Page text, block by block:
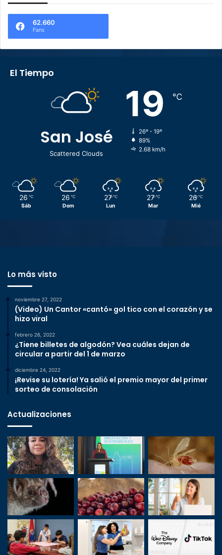
62.660
Fans
El Tiempo
San José
Scattered Clouds
19 ℃
26º - 19º
89%
2.68 km/h
26 ℃
Sáb
26 ℃
Dom
27 ℃
Lun
27 ℃
Mar
26 ℃
Mié
Lo más visto
noviembre 27, 2022
(Video) Un Cantor «cantó» gol tico con el corazón y se
hizo viral
febrero 26, 2022
¿Tiene billetes de algodón? Vea cuáles dejan de
circular a partir del 1 de marzo
diciembre 24, 2022
¡Revise su lotería! Ya salió el premio mayor del primer
sorteo de consolación
Actualizaciones